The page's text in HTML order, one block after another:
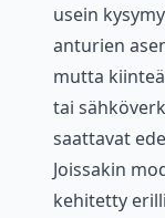
usein
anturien
mutta
tai
saattavat
Joissakin
kehitetty